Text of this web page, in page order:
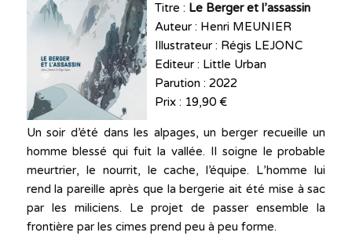
Titre : Le Berger et l’assassin
Auteur : Henri MEUNIER
Illustrateur : Régis LEJONC
Editeur : Little Urban
Parution : 2022
Prix : 19,90 €
Un soir d’été dans les alpages, un berger recueille un
homme blessé qui fuit la vallée. Il soigne le probable
meurtrier, le nourrit, le cache, l’équipe. L’homme lui
rend la pareille après que la bergerie ait été mise à sac
par les miliciens. Le projet de passer ensemble la
frontière par les cimes prend peu à peu forme.